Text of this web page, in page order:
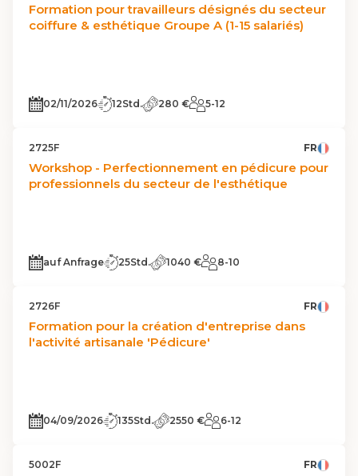
Formation pour travailleurs désignés du secteur
coiffure & esthétique Groupe A (1-15 salariés)
02/11/2026 12Std. 280 € 5-12
2725F FR
Workshop - Perfectionnement en pédicure pour
professionnels du secteur de l'esthétique
auf Anfrage 25Std. 1040 € 8-10
2726F FR
Formation pour la création d'entreprise dans
l'activité artisanale 'Pédicure'
04/09/2026 135Std. 2550 € 6-12
5002F FR